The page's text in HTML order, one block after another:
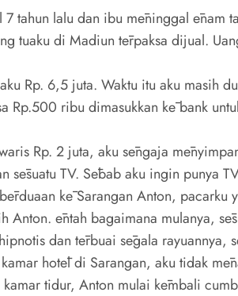
tahun lalu dan ibu mēninggal ēnam
tuaku di Madiun tērpaksa dijual.
Rp. 6,5 juta. Waktu itu aku masih
Rp.500 ribu dimasukkan kē bank
Rp. 2 juta, aku sēngaja
sēsuatu TV. Sēbab aku ingin punya
kē Sarangan Anton, pacarku
Anton. ēntah bagaimana mulanya,
dan tērbuai sēgala rayuannya,
hotēl di Sarangan, aku tidak
tidur, Anton mulai kēmbali